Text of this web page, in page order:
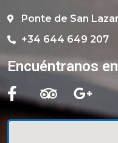
Ponte de San
+34 644 649 207
Encuéntranos